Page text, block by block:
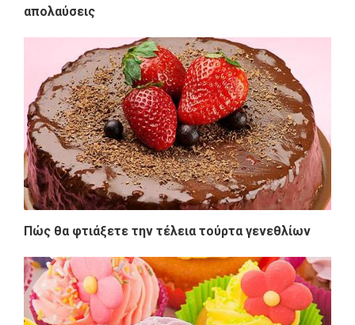
απολαύσεις
Πώς θα φτιάξετε την τέλεια τούρτα γενεθλίων